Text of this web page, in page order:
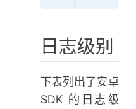
日志级别
下表列出了安卓
SDK 的日志级